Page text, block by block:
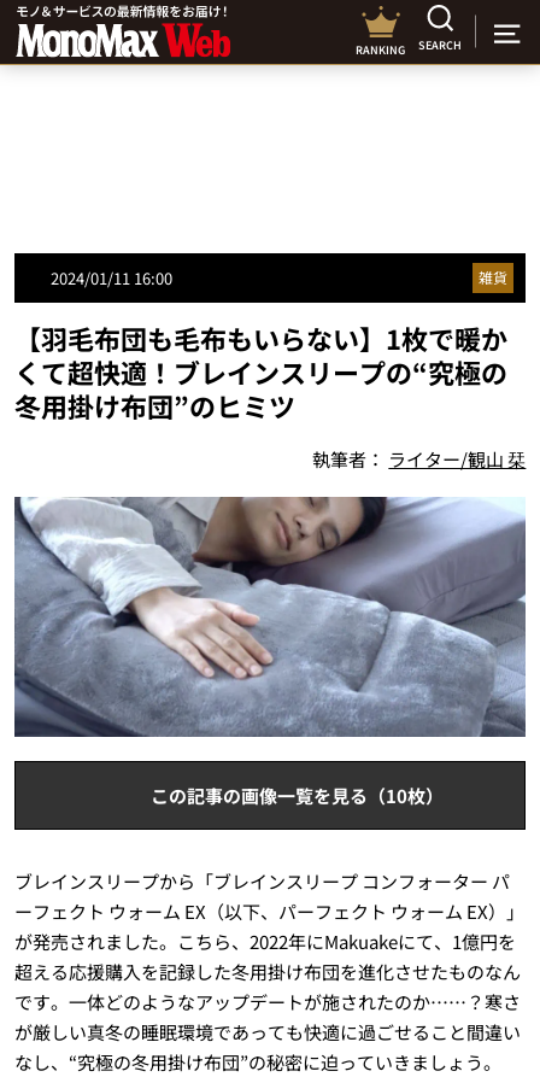
RANKING SEARCH
2024/01/11 16:00 雑貨
【羽毛布団も毛布もいらない】1枚で暖か
くて超快適！ブレインスリープの“究極の
冬用掛け布団”のヒミツ
執筆者： ライター/観山 栞
この記事の画像一覧を見る（10枚）
ブレインスリープから「ブレインスリープ コンフォーター パ
ーフェクト ウォーム EX（以下、パーフェクト ウォーム EX）」
が発売されました。こちら、2022年にMakuakeにて、1億円を
超える応援購入を記録した冬用掛け布団を進化させたものなん
です。一体どのようなアップデートが施されたのか……？寒さ
が厳しい真冬の睡眠環境であっても快適に過ごせること間違い
なし、“究極の冬用掛け布団”の秘密に迫っていきましょう。